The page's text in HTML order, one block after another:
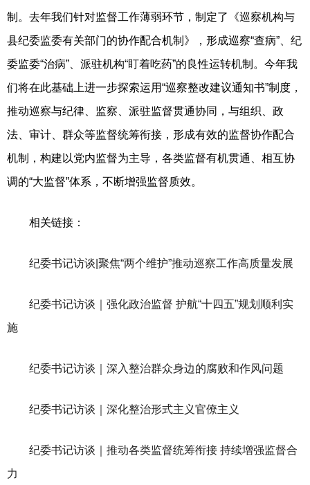
制。去年我们针对监督工作薄弱环节，制定了《巡察机构与
县纪委监委有关部门的协作配合机制》，形成巡察“查病”、纪
委监委“治病”、派驻机构“盯着吃药”的良性运转机制。今年我
们将在此基础上进一步探索运用“巡察整改建议通知书”制度，
推动巡察与纪律、监察、派驻监督贯通协同，与组织、政
法、审计、群众等监督统筹衔接，形成有效的监督协作配合
机制，构建以党内监督为主导，各类监督有机贯通、相互协
调的“大监督”体系，不断增强监督质效。
相关链接：
纪委书记访谈|聚焦“两个维护”推动巡察工作高质量发展
纪委书记访谈｜强化政治监督 护航“十四五”规划顺利实
施
纪委书记访谈｜深入整治群众身边的腐败和作风问题
纪委书记访谈｜深化整治形式主义官僚主义
纪委书记访谈｜推动各类监督统筹衔接 持续增强监督合
力